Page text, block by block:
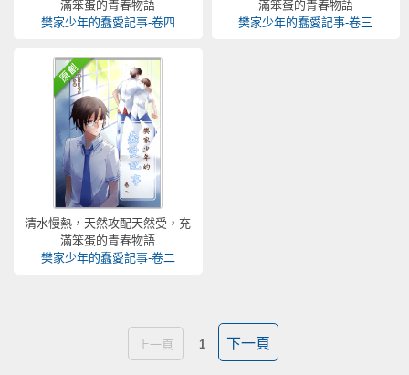
滿笨蛋的青春物語
樊家少年的蠢愛記事-卷四
滿笨蛋的青春物語
樊家少年的蠢愛記事-卷三
清水慢熱，天然攻配天然受，充
滿笨蛋的青春物語
樊家少年的蠢愛記事-卷二
上一頁 1 下一頁